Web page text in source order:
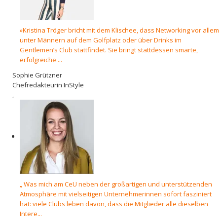
»Kristina Tröger bricht mit dem Klischee, dass Networking vor allem
unter Männern auf dem Golfplatz oder über Drinks im
Gentlemen’s Club stattfindet. Sie bringt stattdessen smarte,
erfolgreiche ...
Sophie Grützner
Chefredakteurin InStyle
,
„ Was mich am CeU neben der großartigen und unterstützenden
Atmosphäre mit vielseitigen Unternehmerinnen sofort fasziniert
hat: viele Clubs leben davon, dass die Mitglieder alle dieselben
Intere...